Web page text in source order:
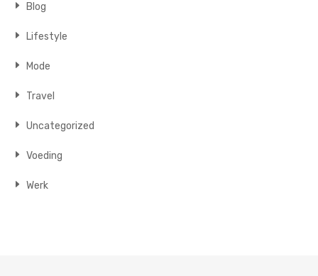
Blog
Lifestyle
Mode
Travel
Uncategorized
Voeding
Werk